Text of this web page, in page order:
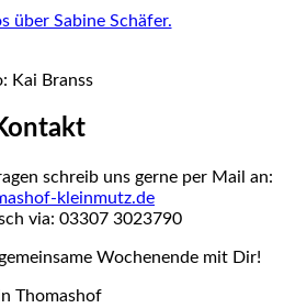
über Sabine Schäfer.
Kai Branss
schreib uns gerne per Mail an:
kleinmutz.de
via: 03307 3023790
Wochenende mit Dir!
Thomashof